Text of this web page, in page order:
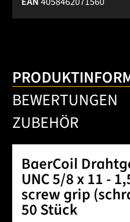
BEWERTUNGEN
ZUBEHÖR
BaerCoil
UNC 5/8 x 11 -
screw grip
50 Stück